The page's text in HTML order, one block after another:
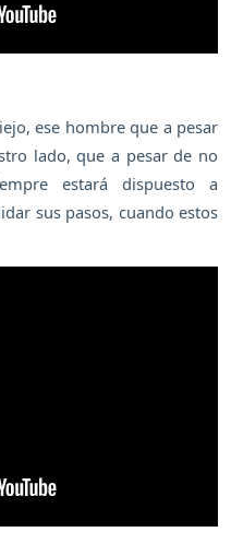
ese hombre que a pesar
lado, que a pesar de no
estará dispuesto a
sus pasos, cuando estos